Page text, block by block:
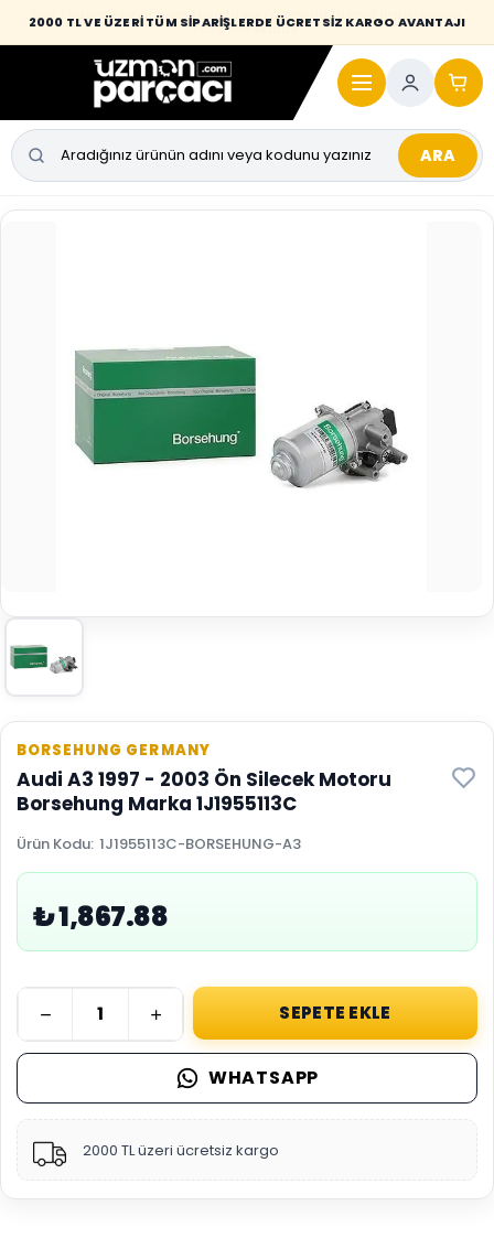
2000 TL VE ÜZERİ TÜM SİPARİŞLERDE ÜCRETSİZ KARGO AVANTAJI
Desi / hacim sınırını aşan kaporta parçalarında taşıma bedeli alıcıya
yansıtılmaktadır.
ARA
BORSEHUNG GERMANY
Audi A3 1997 - 2003 Ön Silecek Motoru
Borsehung Marka 1J1955113C
Ürün Kodu: 1J1955113C-BORSEHUNG-A3
₺ 1,867.88
SEPETE EKLE
WHATSAPP
2000 TL üzeri ücretsiz kargo